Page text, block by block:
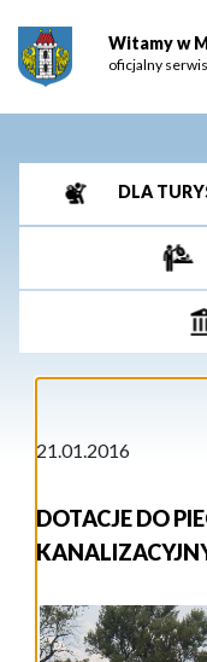
Witamy w
oficjalny
DLA
21.01.2016
DOTACJE DO